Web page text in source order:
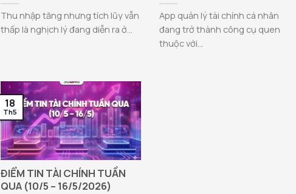
Thu nhập tăng nhưng tích lũy vẫn
thấp là nghịch lý đang diễn ra ở...
App quản lý tài chính cá nhân
đang trở thành công cụ quen
thuộc với...
ĐIỂM TIN TÀI CHÍNH TUẦN
QUA (10/5 – 16/5/2026)
18
Th5